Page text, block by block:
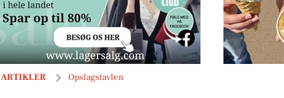
ARTIKLER Opslagstavlen
Havrum holder ekstraordinært åbent for brunch med havudsigt 2.